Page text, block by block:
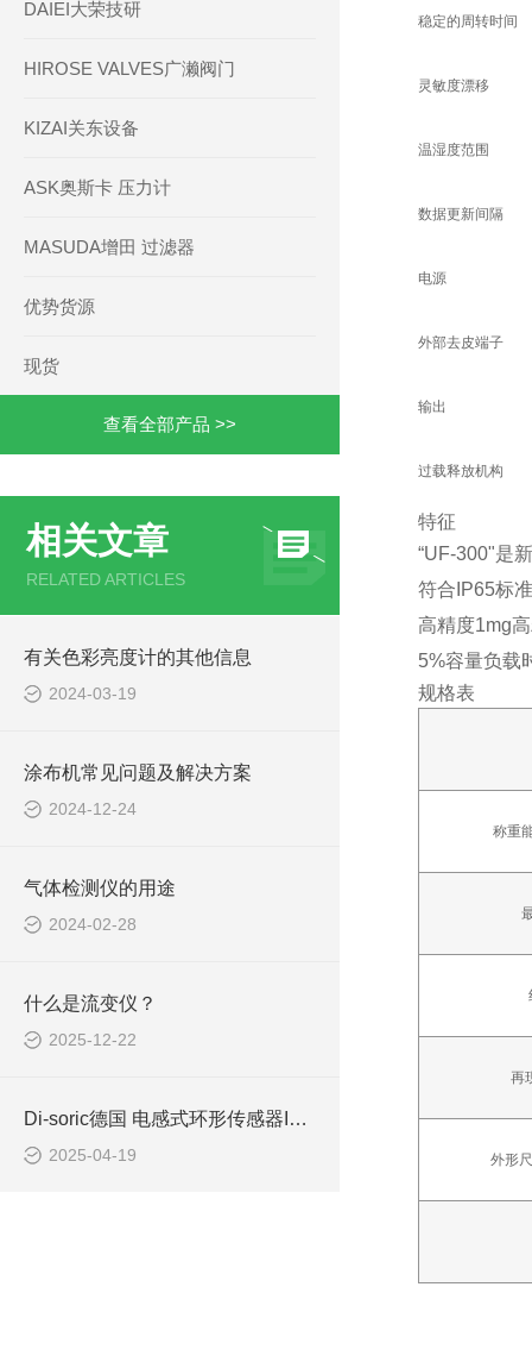
DAIEI大荣技研
HIROSE VALVES广濑阀门
KIZAI关东设备
ASK奥斯卡 压力计
MASUDA增田 过滤器
优势货源
现货
查看全部产品 >>
相关文章
RELATED ARTICLES
有关色彩亮度计的其他信息
2024-03-19
涂布机常见问题及解决方案
2024-12-24
气体检测仪的用途
2024-02-28
什么是流变仪？
2025-12-22
Di-soric德国 电感式环形传感器IRB 10 NS-B3
2025-04-19
稳定的周转时间
灵敏度漂移
温湿度范围
数据更新间隔
电源
外部去皮端子
输出
过载释放机构
特征
“UF-300"是
符合IP65标
高精度1mg
5%容量负载
规格表
称重
再
外形